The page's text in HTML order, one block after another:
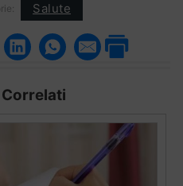
Salute